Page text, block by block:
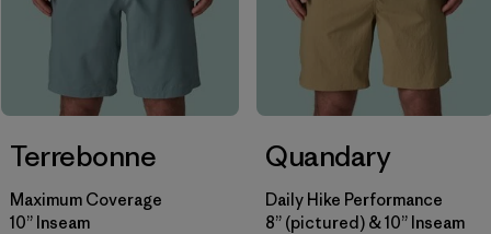
HeiQ® Pure odor control
Reflectivity
Filtrar por
Size 1
L (9)
Terrebonne
Maximum Coverage
10” Inseam
Quandary
Daily Hike Performance
8” (pictured) & 10” Inseam